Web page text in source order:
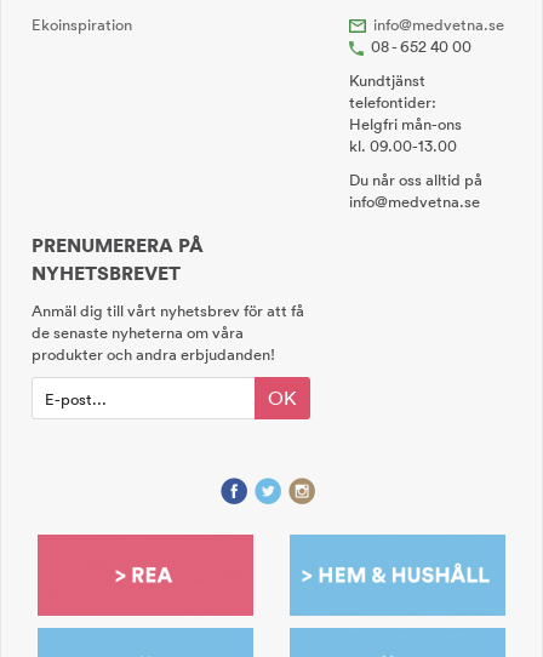
Ekoinspiration
info@medvetna.se
08 - 652 40 00
Kundtjänst
telefontider:
Helgfri mån-ons
kl. 09.00-13.00
Du når oss alltid på
info@medvetna.se
PRENUMERERA PÅ
NYHETSBREVET
Anmäl dig till vårt nyhetsbrev för att få
de senaste nyheterna om våra
produkter och andra erbjudanden!
OK